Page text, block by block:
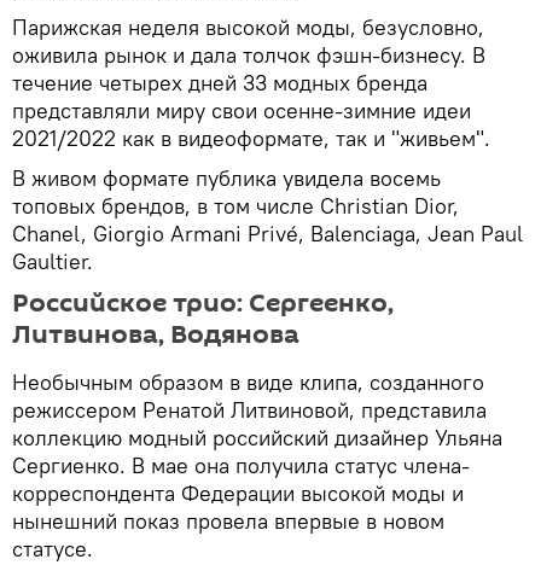
Парижская неделя высокой моды, безусловно,
оживила рынок и дала толчок фэшн-бизнесу. В
течение четырех дней 33 модных бренда
представляли миру свои осенне-зимние идеи
2021/2022 как в видеоформате, так и "живьем".
В живом формате публика увидела восемь
топовых брендов, в том числе Christian Dior,
Chanel, Giorgio Armani Privé, Balenciaga, Jean Paul
Gaultier.
Российское трио: Сергеенко,
Литвинова, Водянова
Необычным образом в виде клипа, созданного
режиссером Ренатой Литвиновой, представила
коллекцию модный российский дизайнер Ульяна
Сергиенко. В мае она получила статус члена-
корреспондента Федерации высокой моды и
нынешний показ провела впервые в новом
статусе.